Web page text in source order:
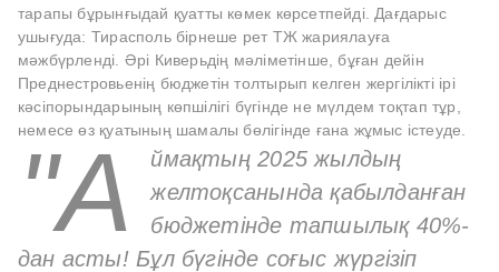
тарапы бұрынғыдай қуатты көмек көрсетпейді. Дағдарыс
ушығуда: Тирасполь бірнеше рет ТЖ жариялауға
мәжбүрленді. Әрі Киверьдің мәліметінше, бұған дейін
Преднестровьенің бюджетін толтырып келген жергілікті ірі
кәсіпорындарының көпшілігі бүгінде не мүлдем тоқтап тұр,
немесе өз қуатының шамалы бөлігінде ғана жұмыс істеуде.
"А
ймақтың 2025 жылдың
желтоқсанында қабылданған
бюджетінде тапшылық 40%-
дан асты! Бұл бүгінде соғыс жүргізіп